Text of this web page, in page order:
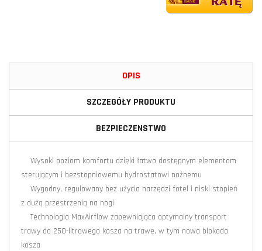
OPIS
SZCZEGÓŁY PRODUKTU
BEZPIECZENSTWO
Wysoki poziom komfortu dzięki łatwo dostępnym elementom
sterującym i bezstopniowemu hydrostatowi nożnemu
Wygodny, regulowany bez użycia narzędzi fotel i niski stopień
z dużą przestrzenią na nogi
Technologia MaxAirflow zapewniająca optymalny transport
trawy do 250-litrowego kosza na trawę, w tym nowa blokada
kosza